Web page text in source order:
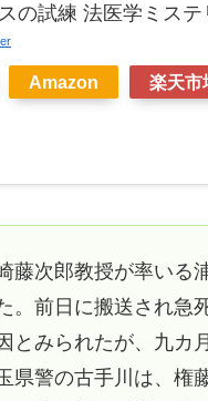
の試練 法医学ミステ
Amazon 楽天市
藤次郎教授が率いる
。前日に搬送され急
とみられたが、九カ
県警の古手川は、権